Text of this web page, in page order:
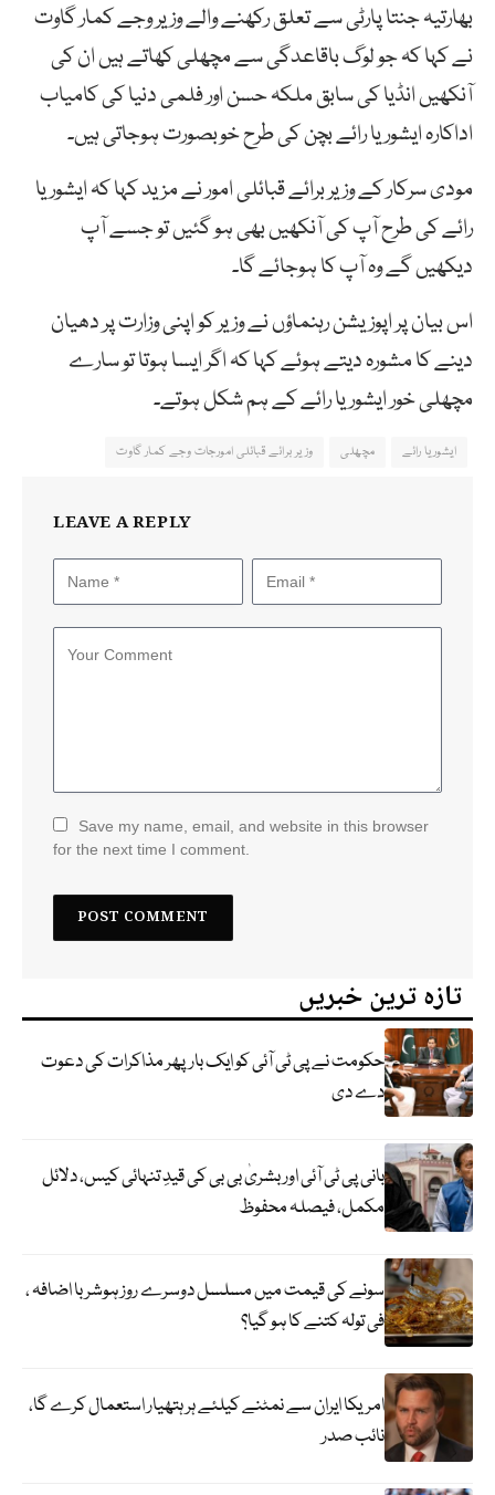
بھارتیہ جنتا پارٹی سے تعلق رکھنے والے وزیر وجے کمار گاوت
نے کہا کہ جو لوگ باقاعدگی سے مچھلی کھاتے ہیں ان کی
آنکھیں انڈیا کی سابق ملکہ حسن اور فلمی دنیا کی کامیاب
اداکارہ ایشوریا رائے بچن کی طرح خوبصورت ہوجاتی ہیں۔
مودی سرکار کے وزیر برائے قبائلی امور نے مزید کہا کہ ایشوریا
رائے کی طرح آپ کی آنکھیں بھی ہو گئیں تو جسے آپ
دیکھیں گے وہ آپ کا ہوجائے گا۔
اس بیان پر اپوزیشن رہنماؤں نے وزیر کو اپنی وزارت پر دھیان
دینے کا مشورہ دیتے ہوئے کہا کہ اگر ایسا ہوتا تو سارے
مچھلی خور ایشوریا رائے کے ہم شکل ہوتے۔
ایشوریا رائے مچھلی وزیر برائے قبائلی امورجات وجے کمار گاوت
LEAVE A REPLY
Save my name, email, and website in this browser
for the next time I comment.
تازہ ترین خبریں
حکومت نے پی ٹی آئی کو ایک بارپھر مذاکرات کی دعوت
دے دی
بانی پی ٹی آئی اور بشریٰ بی بی کی قیدِ تنہائی کیس، دلائل
مکمل، فیصلہ محفوظ
سونے کی قیمت میں مسلسل دوسرے روز ہوشربا اضافہ ،
فی تولہ کتنے کا ہو گیا؟
امریکا ایران سے نمٹنے کیلئے ہر ہتھیار استعمال کرے گا،
نائب صدر